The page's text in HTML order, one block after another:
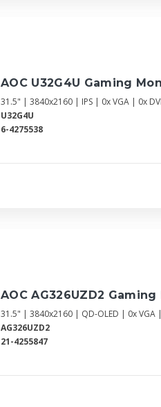
AOC U32G4U Gaming
31.5" | 3840x2160 | IPS | 0x VGA | 0x
U32G4U
6-4275538
AOC AG326UZD2
31.5" | 3840x2160 | QD-OLED | 0x VGA
AG326UZD2
21-4255847